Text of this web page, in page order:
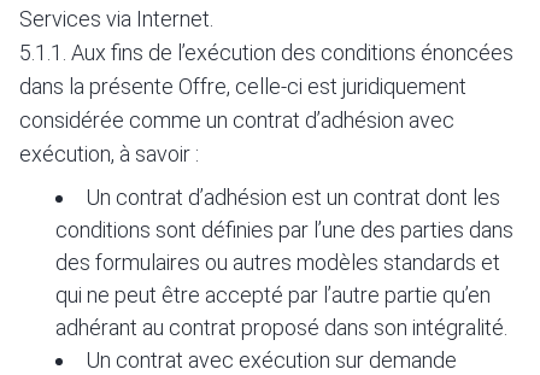
Services via Internet.
5.1.1. Aux fins de l’exécution des conditions énoncées
dans la présente Offre, celle-ci est juridiquement
considérée comme un contrat d’adhésion avec
exécution, à savoir :
Un contrat d’adhésion est un contrat dont les
conditions sont définies par l’une des parties dans
des formulaires ou autres modèles standards et
qui ne peut être accepté par l’autre partie qu’en
adhérant au contrat proposé dans son intégralité.
Un contrat avec exécution sur demande